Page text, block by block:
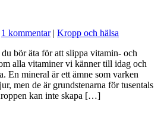
1 kommentar| Kropp och hälsa
bör äta för att slippa vitamin- och
alla vitaminer vi känner till idag och
En mineral är ett ämne som varken
men de är grundstenarna för tusentals
kan inte skapa […]